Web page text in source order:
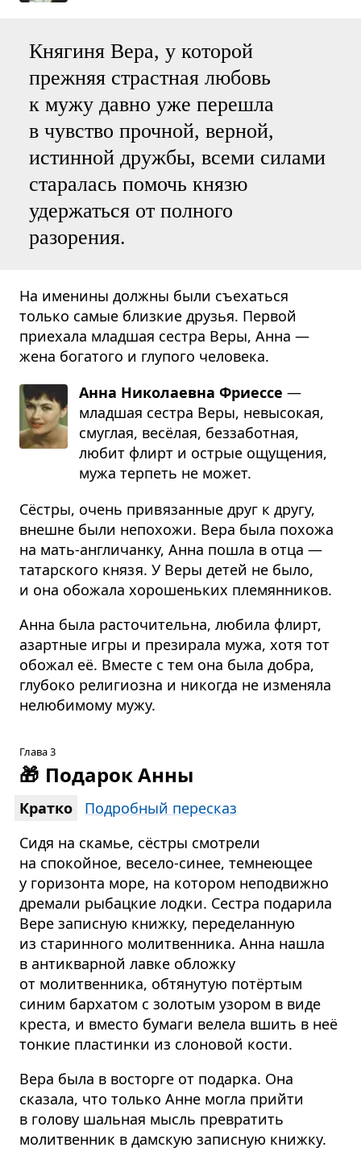
Княгиня Вера, у которой
прежняя страстная любовь
к мужу давно уже перешла
в чувство прочной, верной,
истинной дружбы, всеми силами
старалась помочь князю
удержаться от полного
разорения.
На именины должны были съехаться
только самые близкие друзья. Первой
приехала младшая сестра Веры, Анна —
жена богатого и глупого человека.
Анна Николаевна Фриессе —
млад­шая сестра Веры, невы­со­кая,
смуг­лая, весёлая, без­за­бот­ная,
любит флирт и острые ощу­ще­ния,
мужа тер­петь не может.
Сёстры, очень привязанные друг к другу,
внешне были непохожи. Вера была похожа
на мать-англичанку, Анна пошла в отца —
татарского князя. У Веры детей не было,
и она обожала хорошеньких племянников.
Анна была расточительна, любила флирт,
азартные игры и презирала мужа, хотя тот
обожал её. Вместе с тем она была добра,
глубоко религиозна и никогда не изменяла
нелюбимому мужу.
Глава 3
🎁 Подарок Анны
Кратко
Подробный пересказ
Сидя на скамье, сёстры смотрели
на спокойное, весело-синее, темнеющее
у горизонта море, на котором неподвижно
дремали рыбацкие лодки. Сестра подарила
Вере записную книжку, переделанную
из старинного молитвенника. Анна нашла
в антикварной лавке обложку
от молитвенника, обтянутую потёртым
синим бархатом с золотым узором в виде
креста, и вместо бумаги велела вшить в неё
тонкие пластинки из слоновой кости.
Вера была в восторге от подарка. Она
сказала, что только Анне могла прийти
в голову шальная мысль превратить
молитвенник в дамскую записную книжку.